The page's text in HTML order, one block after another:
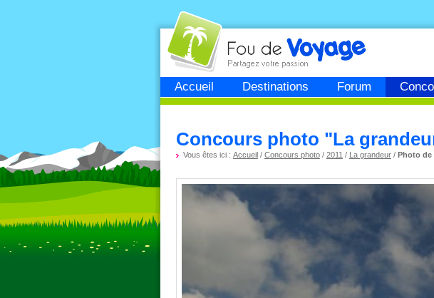
Accueil Destinations Forum
Fou devoyage
Concours photo "La
Vous êtes ici : Accueil/ Concours photo/ 2011 / La grandeur/ Photo de